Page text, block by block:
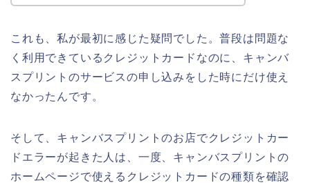
これも、私が最初に感じた疑問でした。普段は問題な
く利用できているクレジットカードなのに、キャンバ
スプリントのサービスの申し込みをした時にだけ使え
なかったんです。
そして、キャンバスプリントのお店でクレジットカー
ドエラーが起きた人は、一度、キャンバスプリントの
ホームページで使えるクレジットカードの種類を確認